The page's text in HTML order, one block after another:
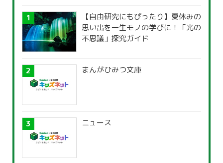
【自由研究にもぴったり】夏休みの
思い出を一生モノの学びに！「光の
不思議」探究ガイド
まんがひみつ文庫
ニュース